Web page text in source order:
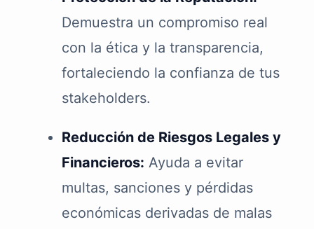
Demuestra un compromiso real
con la ética y la transparencia,
fortaleciendo la confianza de tus
stakeholders.
Reducción de Riesgos Legales y
Financieros: Ayuda a evitar
multas, sanciones y pérdidas
económicas derivadas de malas